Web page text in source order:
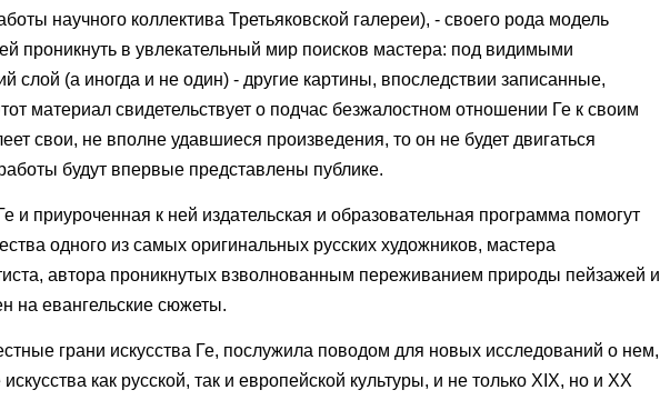
научного коллектива Третьяковской галереи), - своего рода модель
проникнуть в увлекательный мир поисков мастера: под видимыми
слой (а иногда и не один) - другие картины, впоследствии записанные,
материал свидетельствует о подчас безжалостном отношении Ге к своим
свои, не вполне удавшиеся произведения, то он не будет двигаться
будут впервые представлены публике.
приуроченная к ней издательская и образовательная программа помогут
одного из самых оригинальных русских художников, мастера
автора проникнутых взволнованным переживанием природы пейзажей и
на евангельские сюжеты.
грани искусства Ге, послужила поводом для новых исследований о нем,
как русской, так и европейской культуры, и не только XIX, но и ХХ